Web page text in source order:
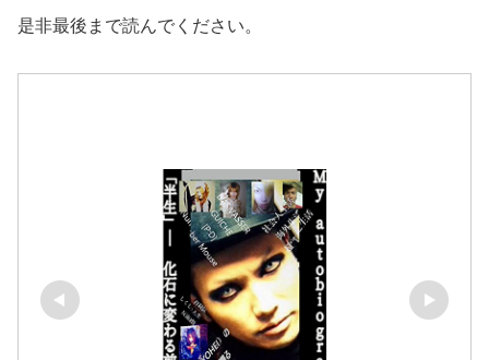
是非最後まで読んでください。